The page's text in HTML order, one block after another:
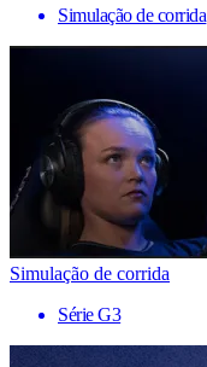
Simulação de corrida
Simulação de corrida
Série G3